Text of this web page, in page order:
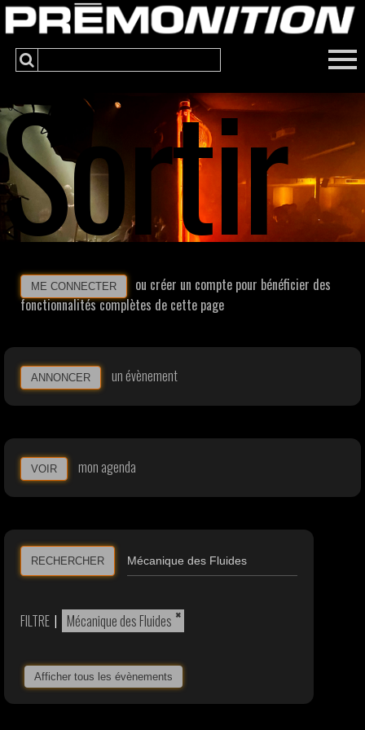
Sortir
ME CONNECTER
ou créer un compte pour bénéficier des
fonctionnalités complètes de cette page
ANNONCER un évènement
VOIR mon agenda
RECHERCHER
FILTRE | ×
Mécanique des Fluides
Afficher tous les évènements